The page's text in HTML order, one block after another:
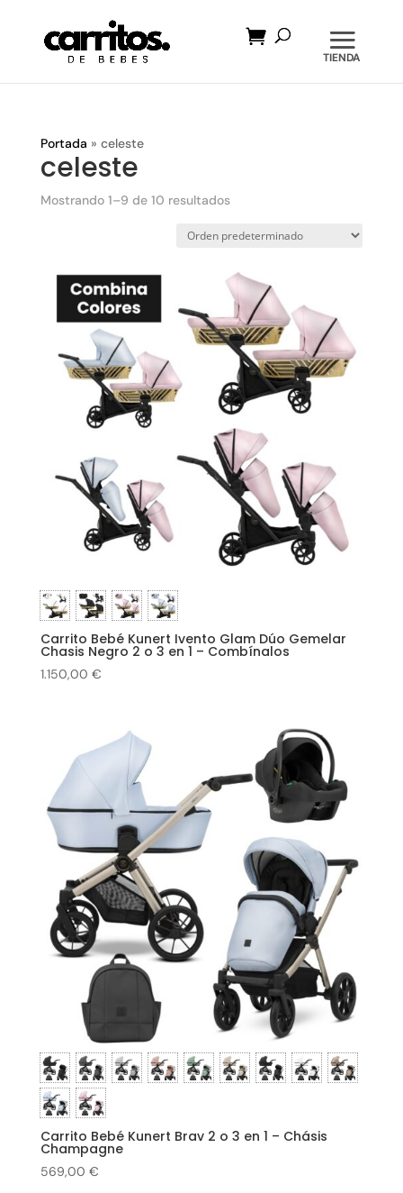
productos
Portada » celeste
celeste
Mostrando 1–9 de 10 resultados
Carrito Bebé Kunert Ivento Glam Dúo Gemelar
Chasis Negro 2 o 3 en 1 – Combínalos
1.150,00 €
Carrito Bebé Kunert Brav 2 o 3 en 1 – Chásis
Champagne
569,00 €